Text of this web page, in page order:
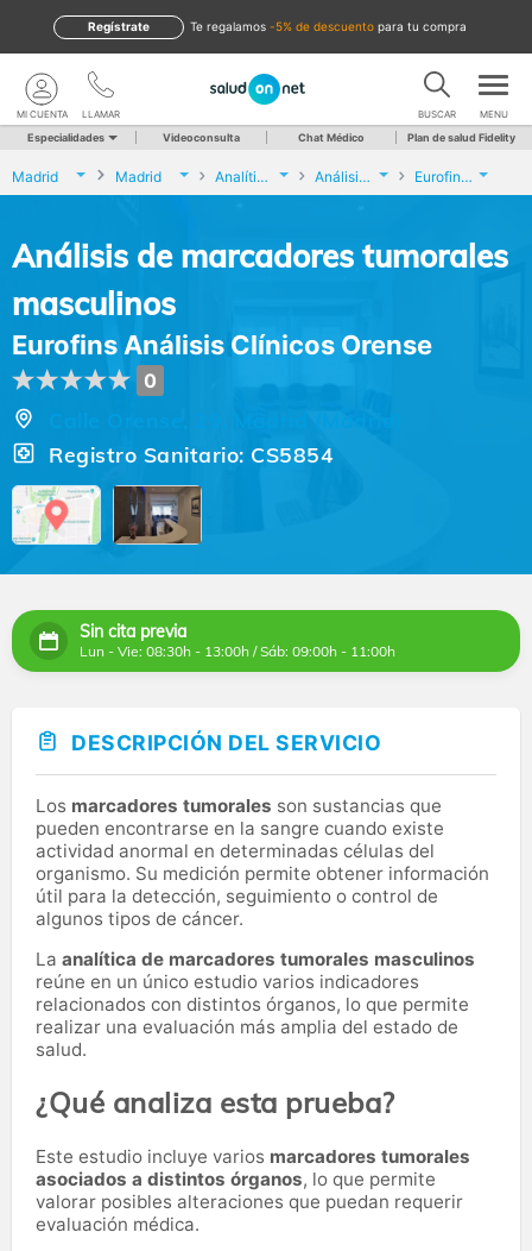
te regalamos -5% de descuento para tu compra
Regístrate
LLAMAR
MI CUENTA BUSCAR MENU
Especialidades Videoconsulta Chat Médico Plan de salud Fidelity
Madrid Madrid Analíticas y Genética Análisis de marcadores tumorales masculinos Eurofins Análisis Clínicos Orense
Análisis de marcadores tumorales
masculinos
Eurofins Análisis Clínicos Orense
0
Registro Sanitario: CS5854
Sin cita previa
Lun - Vie: 08:30h - 13:00h / Sáb: 09:00h - 11:00h
DESCRIPCIÓN DEL SERVICIO
Los marcadores tumorales son sustancias que
pueden encontrarse en la sangre cuando existe
actividad anormal en determinadas células del
organismo. Su medición permite obtener información
útil para la detección, seguimiento o control de
algunos tipos de cáncer.
La analítica de marcadores tumorales masculinos
reúne en un único estudio varios indicadores
relacionados con distintos órganos, lo que permite
realizar una evaluación más amplia del estado de
salud.
¿Qué analiza esta prueba?
Este estudio incluye varios marcadores tumorales
asociados a distintos órganos, lo que permite
valorar posibles alteraciones que puedan requerir
evaluación médica.